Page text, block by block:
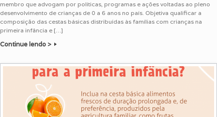
membro que advogam por políticas, programas e ações voltadas ao pleno
desenvolvimento de crianças de 0 a 6 anos no país. Objetiva qualificar a
composição das cestas básicas distribuídas às famílias com crianças na
primeira infância e […]
Continue lendo >